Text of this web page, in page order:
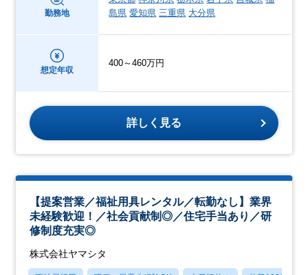
勤務地
島県 愛知県 三重県 大分県
想定年収
400～460万円
詳しく見る
【提案営業／福祉用具レンタル／転勤なし】業界
未経験歓迎！／社会貢献制◎／住宅手当あり／研
修制度充実◎
株式会社ヤマシタ